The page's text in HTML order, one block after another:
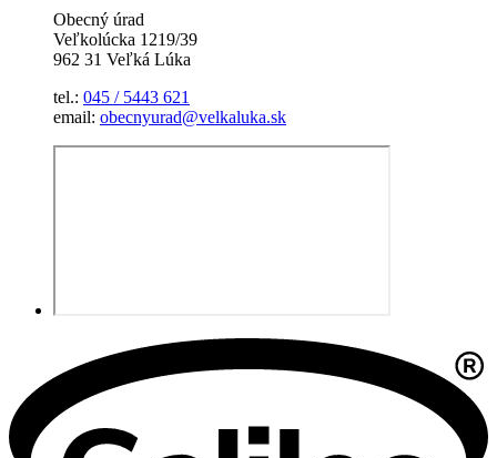
Obecný úrad
Veľkolúcka 1219/39
962 31 Veľká Lúka
tel.: 045 / 5443 621
email: obecnyurad@velkaluka.sk